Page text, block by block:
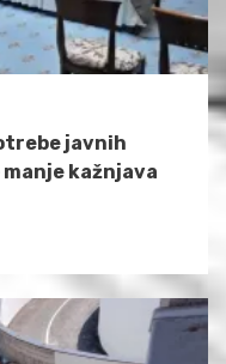
javnih
kažnjava